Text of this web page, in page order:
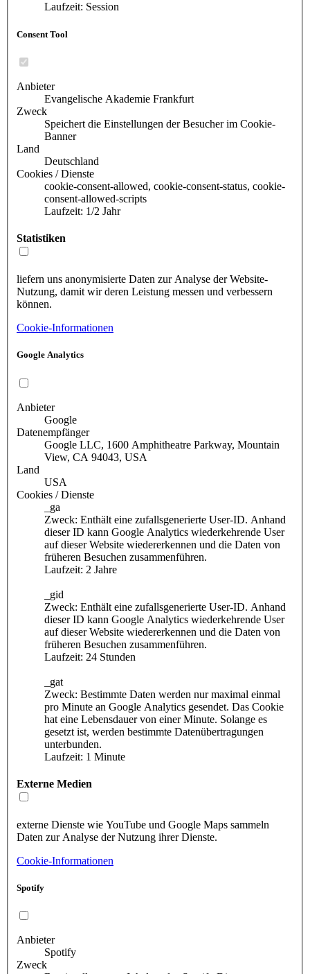
Laufzeit: Session
Consent Tool
Anbieter
Evangelische Akademie Frankfurt
Zweck
Speichert die Einstellungen der Besucher im Cookie-
Banner
Land
Deutschland
Cookies / Dienste
cookie-consent-allowed, cookie-consent-status, cookie-
consent-allowed-scripts
Laufzeit: 1/2 Jahr
Statistiken
liefern uns anonymisierte Daten zur Analyse der Website-
Nutzung, damit wir deren Leistung messen und verbessern
können.
Cookie-Informationen
Google Analytics
Anbieter
Google
Datenempfänger
Google LLC, 1600 Amphitheatre Parkway, Mountain
View, CA 94043, USA
Land
USA
Cookies / Dienste
_ga
Zweck: Enthält eine zufallsgenerierte User-ID. Anhand
dieser ID kann Google Analytics wiederkehrende User
auf dieser Website wiedererkennen und die Daten von
früheren Besuchen zusammenführen.
Laufzeit: 2 Jahre
_gid
Zweck: Enthält eine zufallsgenerierte User-ID. Anhand
dieser ID kann Google Analytics wiederkehrende User
auf dieser Website wiedererkennen und die Daten von
früheren Besuchen zusammenführen.
Laufzeit: 24 Stunden
_gat
Zweck: Bestimmte Daten werden nur maximal einmal
pro Minute an Google Analytics gesendet. Das Cookie
hat eine Lebensdauer von einer Minute. Solange es
gesetzt ist, werden bestimmte Datenübertragungen
unterbunden.
Laufzeit: 1 Minute
Externe Medien
externe Dienste wie YouTube und Google Maps sammeln
Daten zur Analyse der Nutzung ihrer Dienste.
Cookie-Informationen
Spotify
Anbieter
Spotify
Zweck